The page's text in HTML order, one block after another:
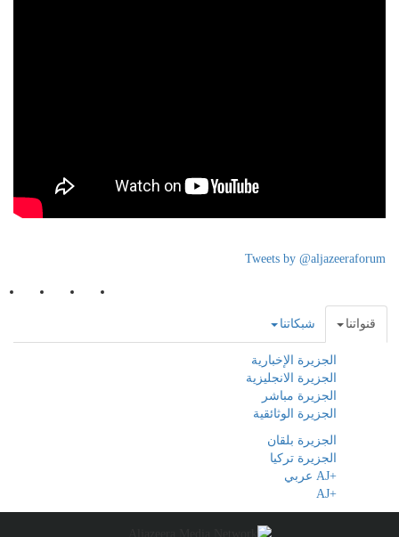
Tweets by @aljazeeraforum
قنواتنا شبكاتنا
الجزيرة الإخبارية
الجزيرة الانجليزية
الجزيرة مباشر
الجزيرة الوثائقية
الجزيرة بلقان
الجزيرة تركيا
+AJ عربي
+AJ